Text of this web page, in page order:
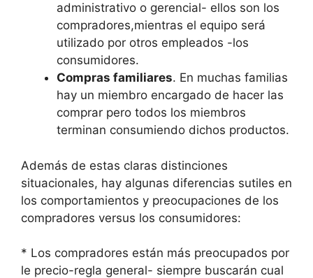
administrativo o gerencial- ellos son los
compradores,mientras el equipo será
utilizado por otros empleados -los
consumidores.
Compras familiares. En muchas familias
hay un miembro encargado de hacer las
comprar pero todos los miembros
terminan consumiendo dichos productos.
Además de estas claras distinciones
situacionales, hay algunas diferencias sutiles en
los comportamientos y preocupaciones de los
compradores versus los consumidores:
* Los compradores están más preocupados por
le precio-regla general- siempre buscarán cual